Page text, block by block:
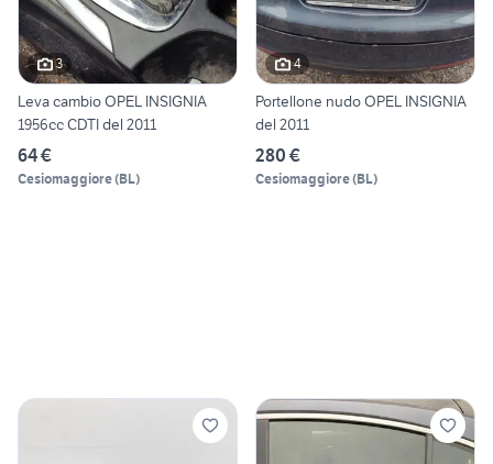
3
Leva cambio OPEL INSIGNIA
1956cc CDTI del 2011
64 €
Cesiomaggiore(BL)
4
Portellone nudo OPEL INSIGNIA
del 2011
280 €
Cesiomaggiore(BL)